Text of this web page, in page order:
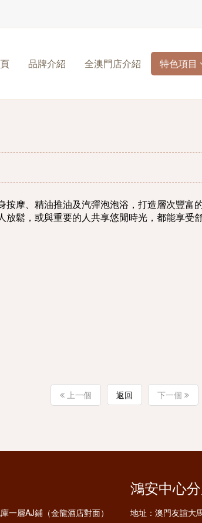
品牌介紹 全澳門店介紹 特色項目
摩、精油推油及汽彈泡泡浴，打造層次豐
鬆，或與重要的人共享悠閒時光，都能享受
上一個 返回 下一個
一層AJ鋪（金龍酒店對面）
鴻安中心
地址： 澳門友誼大